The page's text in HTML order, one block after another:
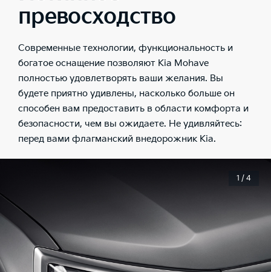
превосходство
Современные технологии, функциональность и
богатое оснащение позволяют Kia Mohave
полностью удовлетворять ваши желания. Вы
будете приятно удивлены, насколько больше он
способен вам предоставить в области комфорта и
безопасности, чем вы ожидаете. Не удивляйтесь:
перед вами флагманский внедорожник Kia.
1 / 4